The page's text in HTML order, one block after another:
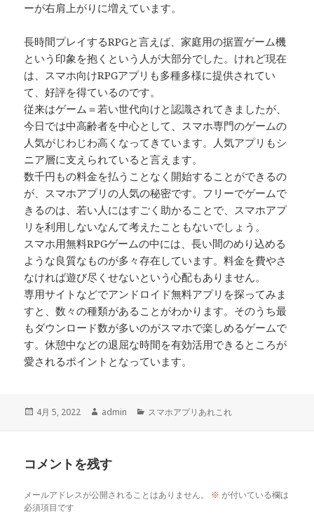
ーが右肩上がりに増えています。
長時間プレイするRPGと言えば、家庭用の据置ゲーム機
という印象を抱くという人が大部分でした。けれど現在
は、スマホ向けRPGアプリも多種多様に提供されてい
て、好評を得ているのです。
従来はゲーム＝若い世代向けと認識されてきましたが、
今日では中高齢者を中心として、スマホ専門のゲームの
人気がじわじわ高くなってきています。人気アプリもシ
ニア層に支えられていると言えます。
数千円もの料金を払うことなく開始することができるの
が、スマホアプリの人気の秘密です。フリーでゲームで
きるのは、若い人にはすごく助かることで、スマホアプ
リを利用しないなんて考えたこともないでしょう。
スマホ用無料RPGゲームの中には、長い間のめり込める
ような良質なものが多々存在しています。料金を費やさ
なければ遊び尽くせないという心配もありません。
専用サイトなどでアンドロイド無料アプリを探ってみま
すと、数々の種類があることがわかります。そのうち最
もダウンロード数が多いのがスマホで楽しめるゲームで
す。休憩中などの退屈な時間を有効活用できるところが
愛されるポイントとなっています。
投
4月 5, 2022
作
admin
カ
スマホアプリあれこれ
コメントを残す
メールアドレスが公開されることはありません。 ※ が付いている欄は
必須項目です